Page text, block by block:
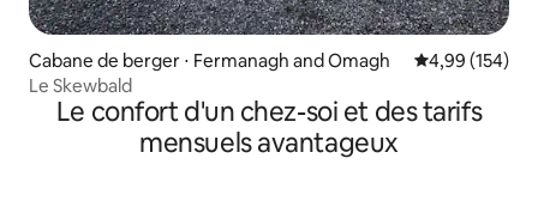
Cabane de berger ⋅ Fermanagh and Omagh Évaluation
4,99 (154)
Le Skewbald
Le confort d'un chez-soi et des tarifs
mensuels avantageux